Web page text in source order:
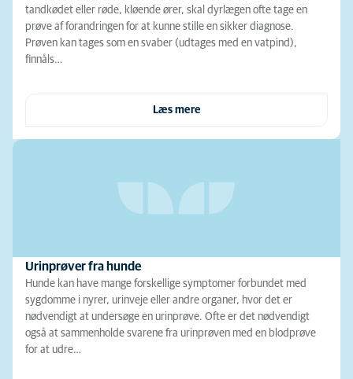
tandkødet eller røde, kløende ører, skal dyrlægen ofte tage en
prøve af forandringen for at kunne stille en sikker diagnose.
Prøven kan tages som en svaber (udtages med en vatpind),
finnåls…
Læs mere
Urinprøver fra hunde
Hunde kan have mange forskellige symptomer forbundet med
sygdomme i nyrer, urinveje eller andre organer, hvor det er
nødvendigt at undersøge en urinprøve. Ofte er det nødvendigt
også at sammenholde svarene fra urinprøven med en blodprøve
for at udre…